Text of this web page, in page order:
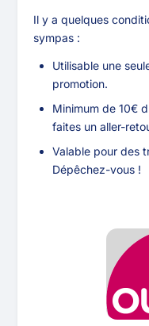
Il y a quelques
sympas :
Utilisable une
promotion.
Minimum de 10€
faites un aller-
Valable pour des
Dépêchez-vous !